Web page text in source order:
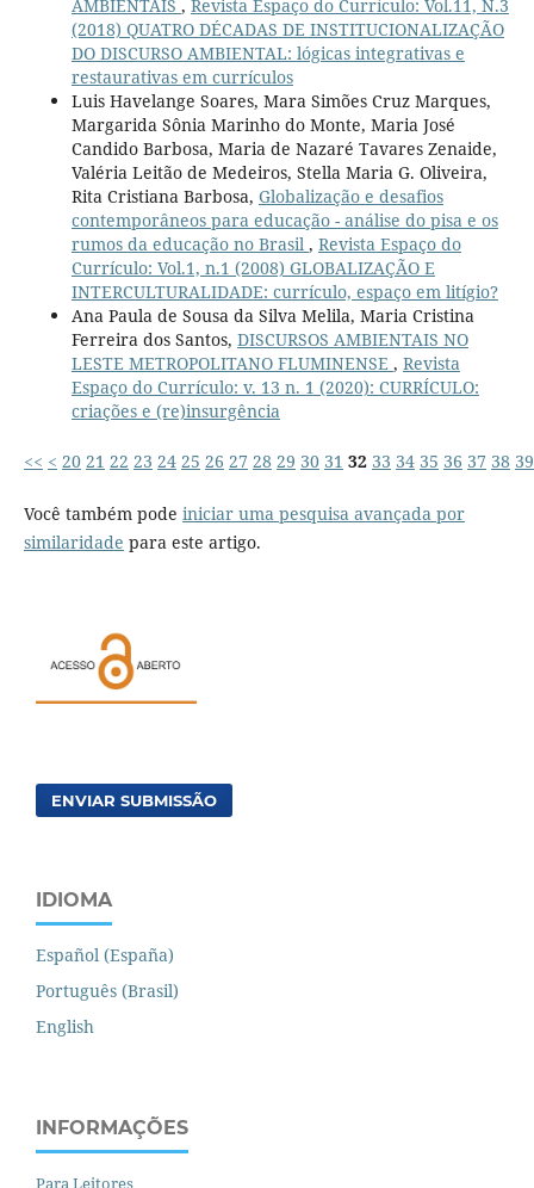
AMBIENTAIS , Revista Espaço do Currículo: Vol.11, N.3
(2018) QUATRO DÉCADAS DE INSTITUCIONALIZAÇÃO
DO DISCURSO AMBIENTAL: lógicas integrativas e
restaurativas em currículos
Luis Havelange Soares, Mara Simões Cruz Marques,
Margarida Sônia Marinho do Monte, Maria José
Candido Barbosa, Maria de Nazaré Tavares Zenaide,
Valéria Leitão de Medeiros, Stella Maria G. Oliveira,
Rita Cristiana Barbosa, Globalização e desafios
contemporâneos para educação - análise do pisa e os
rumos da educação no Brasil , Revista Espaço do
Currículo: Vol.1, n.1 (2008) GLOBALIZAÇÃO E
INTERCULTURALIDADE: currículo, espaço em litígio?
Ana Paula de Sousa da Silva Melila, Maria Cristina
Ferreira dos Santos, DISCURSOS AMBIENTAIS NO
LESTE METROPOLITANO FLUMINENSE , Revista
Espaço do Currículo: v. 13 n. 1 (2020): CURRÍCULO:
criações e (re)insurgência
<< < 20 21 22 23 24 25 26 27 28 29 30 31 32 33 34 35 36 37 38 39
Você também pode iniciar uma pesquisa avançada por
similaridade para este artigo.
ENVIAR SUBMISSÃO
IDIOMA
Español (España)
Português (Brasil)
English
INFORMAÇÕES
Para Leitores